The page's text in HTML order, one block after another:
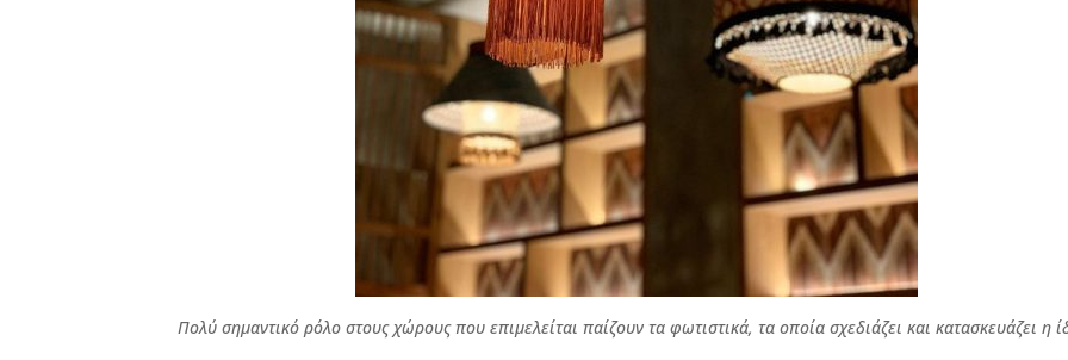
Πολύ σημαντικό ρόλο στους χώρους που επιμελείται παίζουν τα φωτιστικά, τα οποία σχεδιάζει και κατασκευάζει η